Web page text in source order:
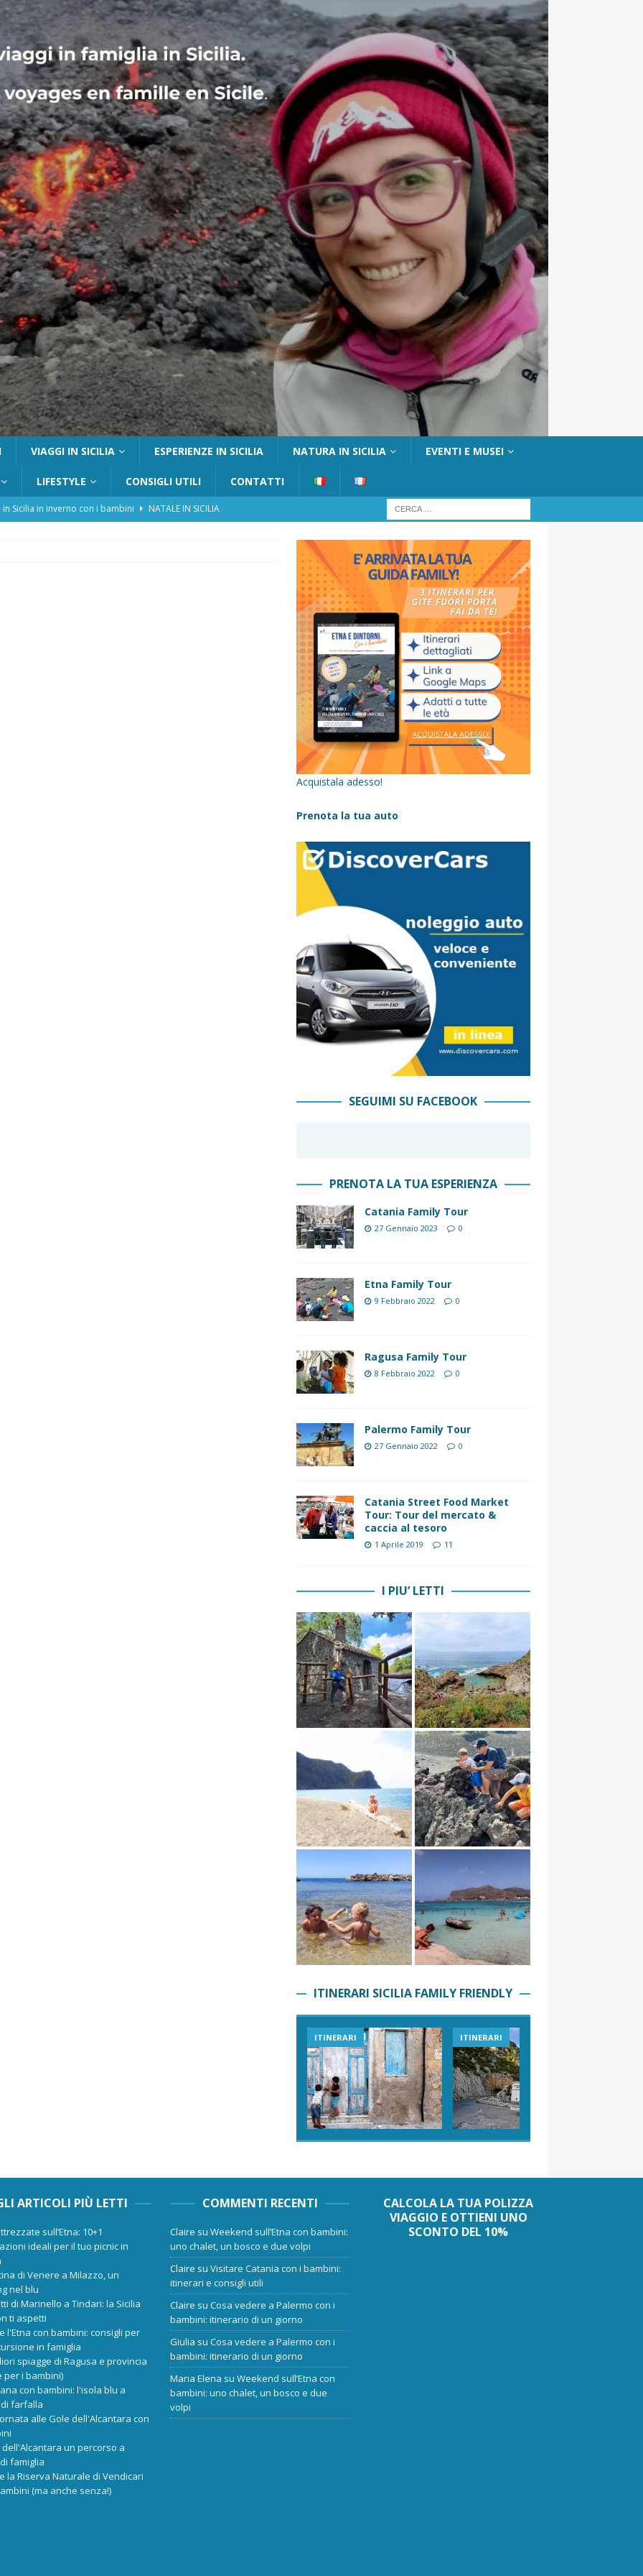
VIAGGI IN SICILIA ESPERIENZE IN SICILIA NATURA IN SICILIA EVENTI E MUSEI
LIFESTYLE CONSIGLI UTILI CONTATTI
in Sicilia in inverno con i bambini
NATALE IN SICILIA
Acquistala adesso!
Prenota la tua auto
SEGUIMI SU FACEBOOK
PRENOTA LA TUA ESPERIENZA
Catania Family Tour
27 Gennaio 2023 0
Etna Family Tour
9 Febbraio 2022 0
Ragusa Family Tour
8 Febbraio 2022 0
Palermo Family Tour
27 Gennaio 2022 0
Catania Street Food Market
Tour: Tour del mercato &
caccia al tesoro
1 Aprile 2019 11
I PIU’ LETTI
ITINERARI SICILIA FAMILY FRIENDLY
ITINERARI ITINERARI
ARTICOLI PIÙ LETTI
sull’Etna: 10+1
ideali per il tuo picnic in
di Venere a Milazzo, un
nel blu
di Marinello a Tindari: la Sicilia
ti aspetti
l'Etna con bambini: consigli per
in famiglia
spiagge di Ragusa e provincia
per i bambini)
con bambini: l'isola blu a
farfalla
alle Gole dell'Alcantara con
un percorso a
famiglia
la Riserva Naturale di Vendicari
(ma anche senza!)
COMMENTI RECENTI
Claire suWeekend sull’Etna con bambini:
uno chalet, un bosco e due volpi
Claire suVisitare Catania con i bambini:
itinerari e consigli utili
Claire suCosa vedere a Palermo con i
bambini: itinerario di un giorno
Giulia suCosa vedere a Palermo con i
bambini: itinerario di un giorno
Maria Elena suWeekend sull’Etna con
bambini: uno chalet, un bosco e due
volpi
CALCOLA LA TUA POLIZZA
VIAGGIO E OTTIENI UNO
SCONTO DEL 10%